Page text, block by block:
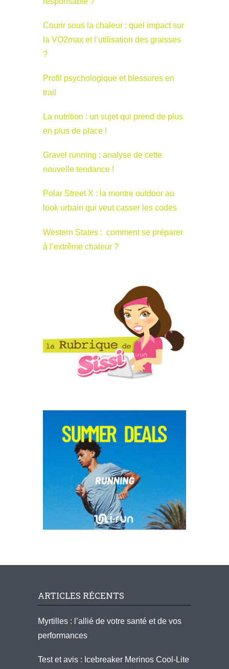
Courir sous la chaleur : quel impact sur
la VO2max et l’utilisation des graisses
?
Profil psychologique et blessures en
trail
La nutrition : un sujet qui prend de plus
en plus de place !
Gravel running : analyse de cette
nouvelle tendance !
Polar Street X : la montre outdoor au
look urbain qui veut casser les codes
Western States : comment se préparer
à l’extrême chaleur ?
ARTICLES RÉCENTS
Myrtilles : l’allié de votre santé et de vos
performances
Test et avis : Icebreaker Merinos Cool-Lite